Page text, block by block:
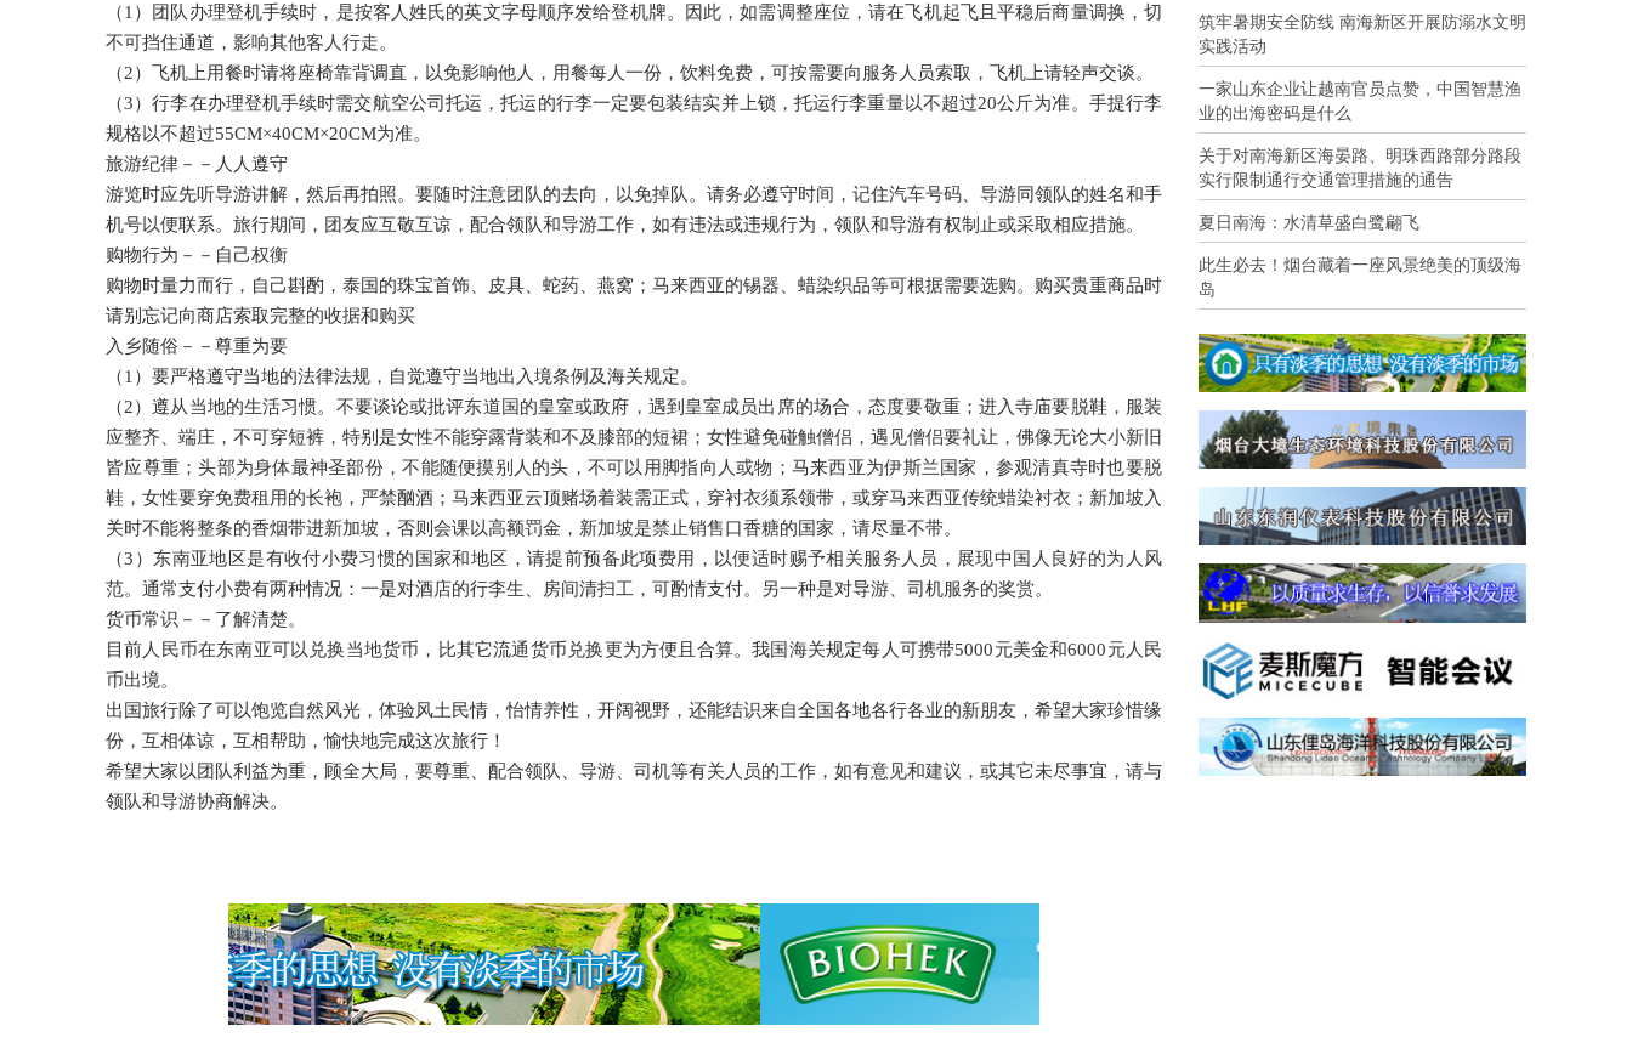
（1）团队办理登机手续时，是按客人姓氏的英文字母顺序发给登机牌。因此，如需调整座位，请在飞机起飞且平稳后商量调换，切
不可挡住通道，影响其他客人行走。
（2）飞机上用餐时请将座椅靠背调直，以免影响他人，用餐每人一份，饮料免费，可按需要向服务人员索取，飞机上请轻声交谈。
（3）行李在办理登机手续时需交航空公司托运，托运的行李一定要包装结实并上锁，托运行李重量以不超过20公斤为准。手提行李
规格以不超过55CM×40CM×20CM为准。
旅游纪律－－人人遵守
游览时应先听导游讲解，然后再拍照。要随时注意团队的去向，以免掉队。请务必遵守时间，记住汽车号码、导游同领队的姓名和手
机号以便联系。旅行期间，团友应互敬互谅，配合领队和导游工作，如有违法或违规行为，领队和导游有权制止或采取相应措施。
购物行为－－自己权衡
购物时量力而行，自己斟酌，泰国的珠宝首饰、皮具、蛇药、燕窝；马来西亚的锡器、蜡染织品等可根据需要选购。购买贵重商品时
请别忘记向商店索取完整的收据和购买
入乡随俗－－尊重为要
（1）要严格遵守当地的法律法规，自觉遵守当地出入境条例及海关规定。
（2）遵从当地的生活习惯。不要谈论或批评东道国的皇室或政府，遇到皇室成员出席的场合，态度要敬重；进入寺庙要脱鞋，服装
应整齐、端庄，不可穿短裤，特别是女性不能穿露背装和不及膝部的短裙；女性避免碰触僧侣，遇见僧侣要礼让，佛像无论大小新旧
皆应尊重；头部为身体最神圣部份，不能随便摸别人的头，不可以用脚指向人或物；马来西亚为伊斯兰国家，参观清真寺时也要脱
鞋，女性要穿免费租用的长袍，严禁酗酒；马来西亚云顶赌场着装需正式，穿衬衣须系领带，或穿马来西亚传统蜡染衬衣；新加坡入
关时不能将整条的香烟带进新加坡，否则会课以高额罚金，新加坡是禁止销售口香糖的国家，请尽量不带。
（3）东南亚地区是有收付小费习惯的国家和地区，请提前预备此项费用，以便适时赐予相关服务人员，展现中国人良好的为人风
范。通常支付小费有两种情况：一是对酒店的行李生、房间清扫工，可酌情支付。另一种是对导游、司机服务的奖赏。
货币常识－－了解清楚。
目前人民币在东南亚可以兑换当地货币，比其它流通货币兑换更为方便且合算。我国海关规定每人可携带5000元美金和6000元人民
币出境。
出国旅行除了可以饱览自然风光，体验风土民情，怡情养性，开阔视野，还能结识来自全国各地各行各业的新朋友，希望大家珍惜缘
份，互相体谅，互相帮助，愉快地完成这次旅行！
希望大家以团队利益为重，顾全大局，要尊重、配合领队、导游、司机等有关人员的工作，如有意见和建议，或其它未尽事宜，请与
领队和导游协商解决。
筑牢暑期安全防线 南海新区开展防溺水文明
实践活动
一家山东企业让越南官员点赞，中国智慧渔
业的出海密码是什么
关于对南海新区海晏路、明珠西路部分路段
实行限制通行交通管理措施的通告
夏日南海：水清草盛白鹭翩飞
此生必去！烟台藏着一座风景绝美的顶级海
岛